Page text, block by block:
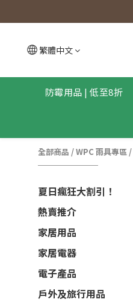
繁體中文
防霉用品 | 低至8折
全部商品 /WPC 雨具專區 /
夏日瘋狂大割引！
熱賣推介
家居用品
家居電器
電子產品
戶外及旅行用品